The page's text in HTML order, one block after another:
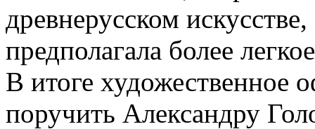
древнерусском
предполагала более
В итоге художественное
поручить Александру